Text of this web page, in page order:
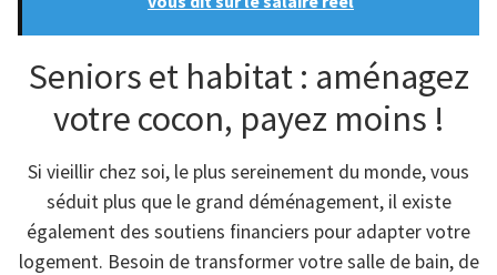
Seniors et habitat : aménagez
votre cocon, payez moins !
Si vieillir chez soi, le plus sereinement du monde, vous
séduit plus que le grand déménagement, il existe
également des soutiens financiers pour adapter votre
logement. Besoin de transformer votre salle de bain, de